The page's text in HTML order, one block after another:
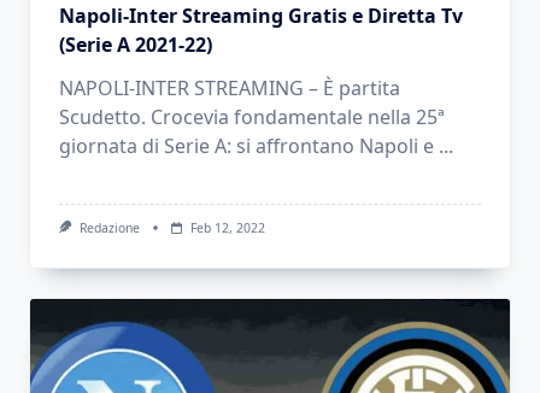
Napoli-Inter Streaming Gratis e Diretta Tv
(Serie A 2021-22)
NAPOLI-INTER STREAMING – È partita
Scudetto. Crocevia fondamentale nella 25ª
giornata di Serie A: si affrontano Napoli e ...
Redazione Feb 12, 2022